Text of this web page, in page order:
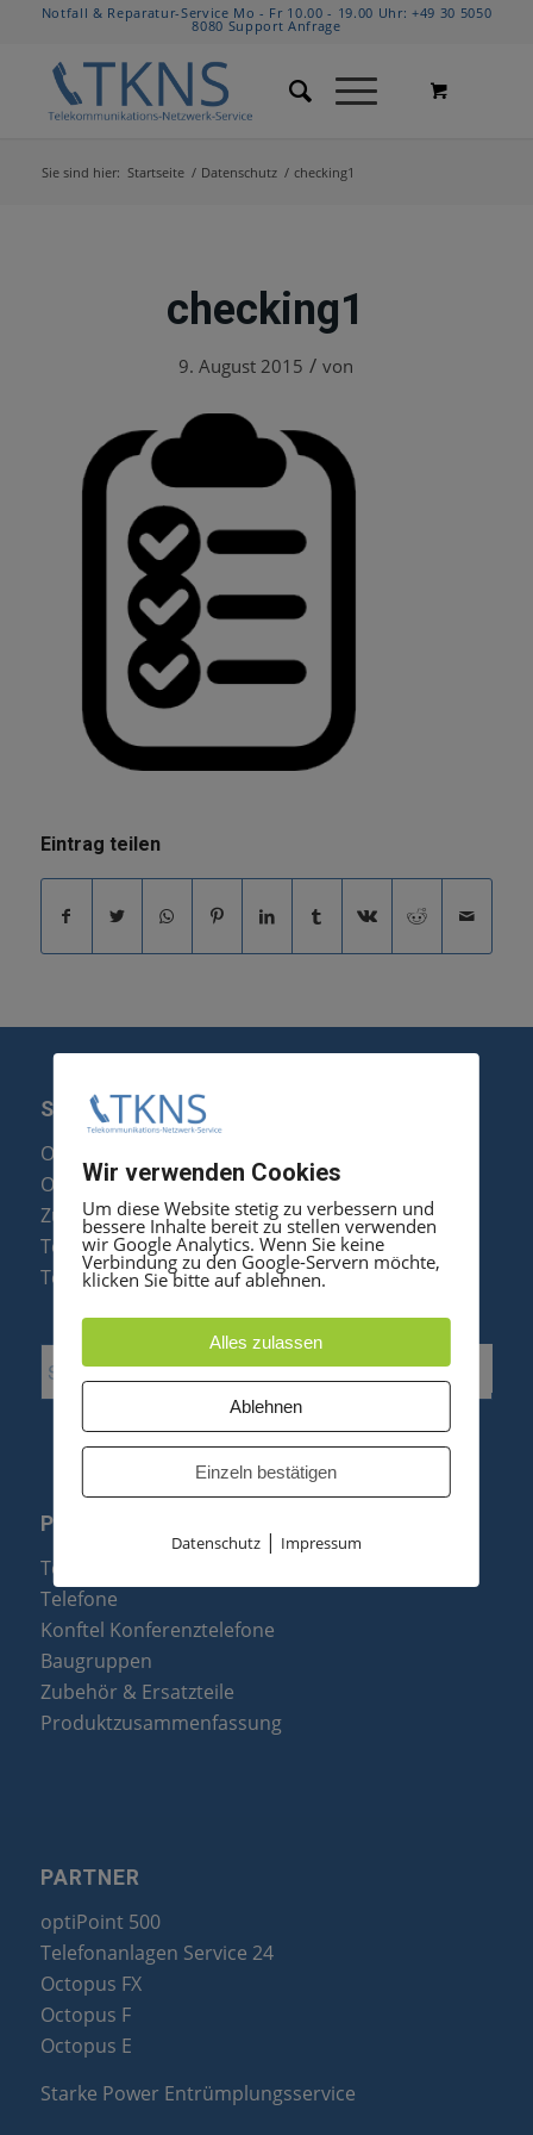
Notfall & Reparatur-Service Mo - Fr 10.00 - 19.00 Uhr:+49 30 5050
8080 Support Anfrage
Sie sind hier: Startseite / Datenschutz / checking1
checking1
9. August 2015 / von
Eintrag teilen
SERVICE
Optipoint Display Reparatur
Octophon F Display Reparatur
Zubehör & Ersatzteile
Telefonanlagen Optimierung
Telefonanlagen Erweiterung
PRODUKTE
Telefonanlagen
Telefone
Konftel Konferenztelefone
Baugruppen
Zubehör & Ersatzteile
Produktzusammenfassung
PARTNER
optiPoint 500
Telefonanlagen Service 24
Octopus FX
Octopus F
Octopus E
Starke Power Entrümplungsservice
Wir verwenden Cookies
Um diese Website stetig zu verbessern und
bessere Inhalte bereit zu stellen verwenden
wir Google Analytics. Wenn Sie keine
Verbindung zu den Google-Servern möchte,
klicken Sie bitte auf ablehnen.
Alles zulassen
Ablehnen
Einzeln bestätigen
Datenschutz| Impressum